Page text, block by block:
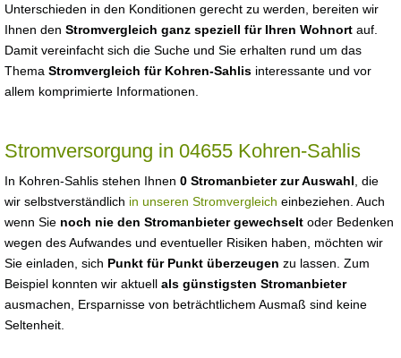
Unterschieden in den Konditionen gerecht zu werden, bereiten wir
Ihnen den Stromvergleich ganz speziell für Ihren Wohnort auf.
Damit vereinfacht sich die Suche und Sie erhalten rund um das
Thema Stromvergleich für Kohren-Sahlis interessante und vor
allem komprimierte Informationen.
Stromversorgung in 04655 Kohren-Sahlis
In Kohren-Sahlis stehen Ihnen 0 Stromanbieter zur Auswahl , die
wir selbstverständlich in unseren Stromvergleich einbeziehen. Auch
wenn Sie noch nie den Stromanbieter gewechselt oder Bedenken
wegen des Aufwandes und eventueller Risiken haben, möchten wir
Sie einladen, sich Punkt für Punkt überzeugen zu lassen. Zum
Beispiel konnten wir aktuell als günstigsten Stromanbieter
ausmachen, Ersparnisse von beträchtlichem Ausmaß sind keine
Seltenheit.